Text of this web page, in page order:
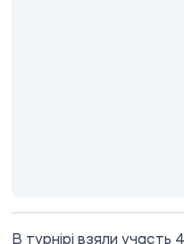
В турнірі взяли